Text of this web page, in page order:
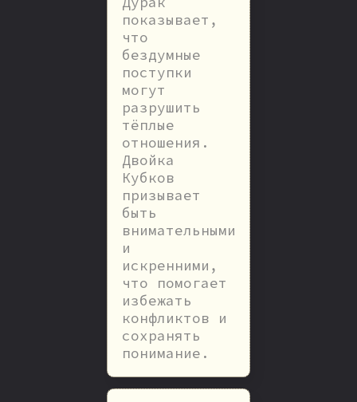
показывает,
что
бездумные
поступки
могут
разрушить
тёплые
отношения.
Двойка
Кубков
призывает
быть
внимательными
и
искренними,
что помогает
избежать
конфликтов и
сохранять
понимание.